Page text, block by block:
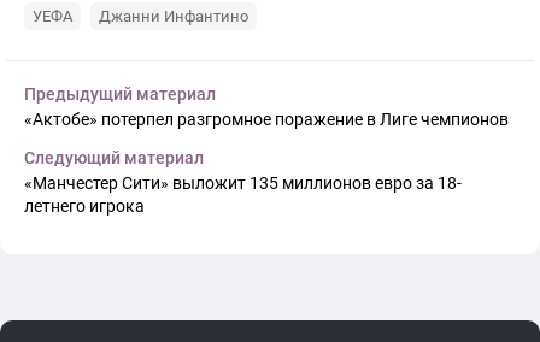
УЕФА Джанни Инфантино
Предыдущий материал
«Актобе» потерпел разгромное поражение в Лиге чемпионов
Следующий материал
«Манчестер Сити» выложит 135 миллионов евро за 18-
летнего игрока